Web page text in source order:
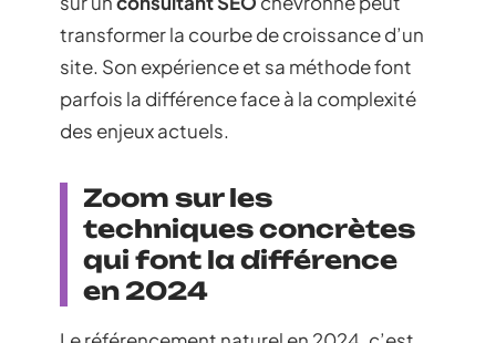
transformer la courbe de croissance d’un
site. Son expérience et sa méthode font
parfois la différence face à la complexité
des enjeux actuels.
Zoom sur les
techniques concrètes
qui font la différence
en 2024